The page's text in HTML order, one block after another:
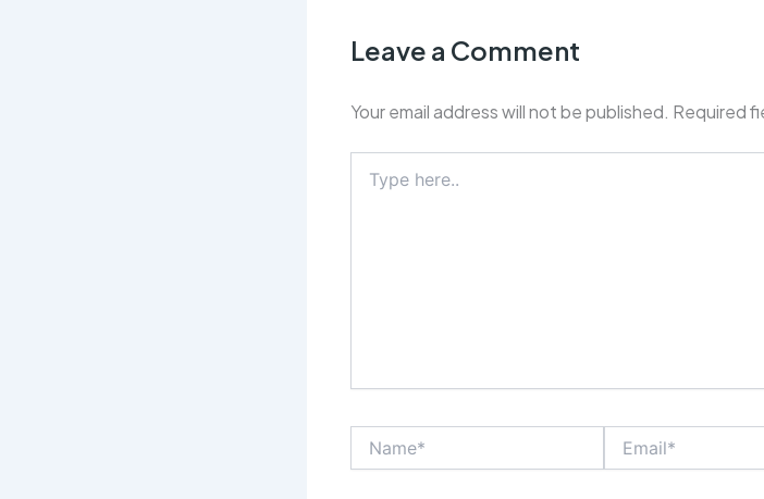
Leave a Comment
Your email address will not be published. Required
here..